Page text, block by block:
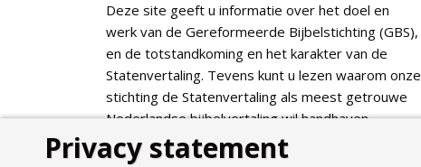
Deze site geeft u informatie over het doel en
werk van de Gereformeerde Bijbelstichting (GBS),
en de totstandkoming en het karakter van de
Statenvertaling. Tevens kunt u lezen waarom onze
stichting de Statenvertaling als meest getrouwe
Nederlandse bijbelvertaling wil handhaven.
Privacy statement